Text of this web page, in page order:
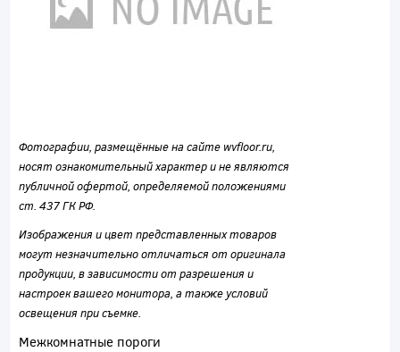
Фотографии, размещённые на сайте wvfloor.ru,
носят ознакомительный характер и не являются
публичной офертой, определяемой положениями
ст. 437 ГК РФ.
Изображения и цвет представленных товаров
могут незначительно отличаться от оригинала
продукции, в зависимости от разрешения и
настроек вашего монитора, а также условий
освещения при съемке.
Межкомнатные пороги